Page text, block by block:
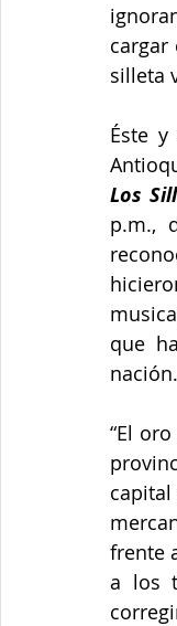
cargar
silleta
Éste
Los
p.m.,
que
nación.
“El
frente
a los